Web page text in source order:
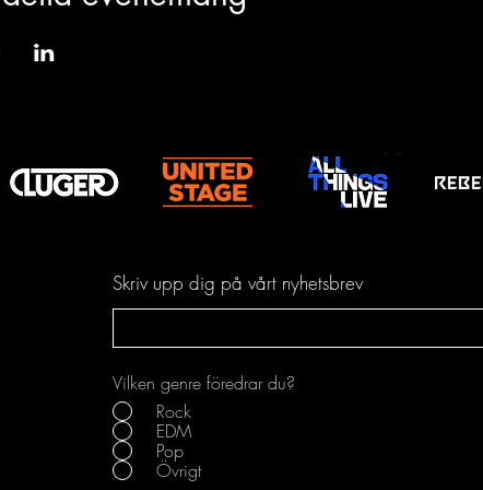
Skriv upp dig på vårt nyhetsbrev
Vilken genre föredrar du?
Rock
EDM
Pop
Övrigt